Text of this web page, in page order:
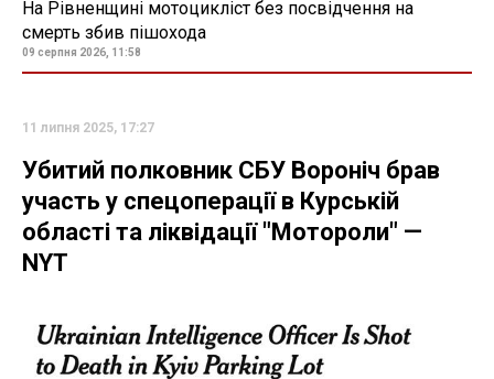
На Рівненщині мотоцикліст без посвідчення на
смерть збив пішохода
09 серпня 2026, 11:58
11 липня 2025, 17:27
Убитий полковник СБУ Вороніч брав
участь у спецоперації в Курській
області та ліквідації "Мотороли" —
NYT